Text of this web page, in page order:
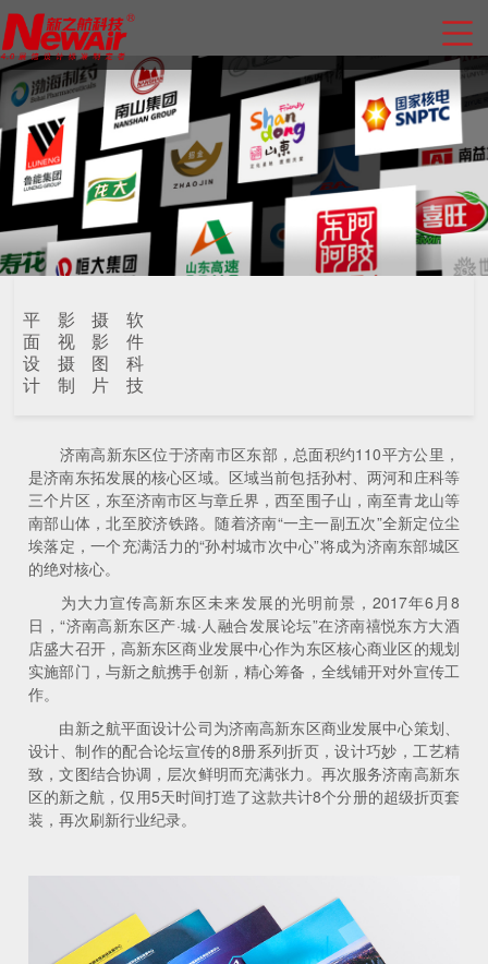
平
面
设
计
影
视
摄
制
摄
影
图
片
软
件
科
技
济南高新东区位于济南市区东部，总面积约110平方公里，
是济南东拓发展的核心区域。区域当前包括孙村、两河和庄科等
三个片区，东至济南市区与章丘界，西至围子山，南至青龙山等
南部山体，北至胶济铁路。随着济南“一主一副五次”全新定位尘
埃落定，一个充满活力的“孙村城市次中心”将成为济南东部城区
的绝对核心。
为大力宣传高新东区未来发展的光明前景，2017年6月8
日，“济南高新东区产·城·人融合发展论坛”在济南禧悦东方大酒
店盛大召开，高新东区商业发展中心作为东区核心商业区的规划
实施部门，与新之航携手创新，精心筹备，全线铺开对外宣传工
作。
由新之航平面设计公司为济南高新东区商业发展中心策划、
设计、制作的配合论坛宣传的8册系列折页，设计巧妙，工艺精
致，文图结合协调，层次鲜明而充满张力。再次服务济南高新东
区的新之航，仅用5天时间打造了这款共计8个分册的超级折页套
装，再次刷新行业纪录。